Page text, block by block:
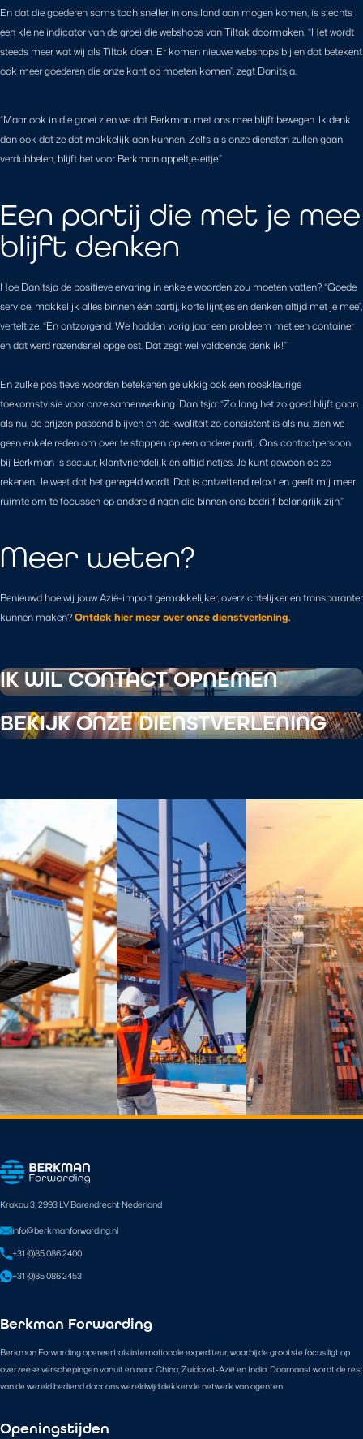
En dat die goederen soms toch sneller in ons land aan mogen komen, is slechts
een kleine indicator van de groei die webshops van Tiltak doormaken. “Het wordt
steeds meer wat wij als Tiltak doen. Er komen nieuwe webshops bij en dat betekent
ook meer goederen die onze kant op moeten komen”, zegt Danitsja.
“Maar ook in die groei zien we dat Berkman met ons mee blijft bewegen. Ik denk
dan ook dat ze dat makkelijk aan kunnen. Zelfs als onze diensten zullen gaan
verdubbelen, blijft het voor Berkman appeltje-eitje.”
Een partij die met je mee
blijft denken
Hoe Danitsja de positieve ervaring in enkele woorden zou moeten vatten? “Goede
service, makkelijk alles binnen één partij, korte lijntjes en denken altijd met je mee”,
vertelt ze. “En ontzorgend. We hadden vorig jaar een probleem met een container
en dat werd razendsnel opgelost. Dat zegt wel voldoende denk ik!”
En zulke positieve woorden betekenen gelukkig ook een rooskleurige
toekomstvisie voor onze samenwerking. Danitsja: “Zo lang het zo goed blijft gaan
als nu, de prijzen passend blijven en de kwaliteit zo consistent is als nu, zien we
geen enkele reden om over te stappen op een andere partij. Ons contactpersoon
bij Berkman is secuur, klantvriendelijk en altijd netjes. Je kunt gewoon op ze
rekenen. Je weet dat het geregeld wordt. Dat is ontzettend relaxt en geeft mij meer
ruimte om te focussen op andere dingen die binnen ons bedrijf belangrijk zijn.”
Meer weten?
Benieuwd hoe wij jouw Azië-import gemakkelijker, overzichtelijker en transparanter
kunnen maken?Ontdek hier meer over onze dienstverlening.
IK WIL CONTACT OPNEMEN
BEKIJK ONZE DIENSTVERLENING
Krakau 3, 2993 LV Barendrecht Nederland
info@berkmanforwarding.nl
+31 (0)85 086 2400
+31 (0)85 086 2453
Berkman Forwarding
Berkman Forwarding opereert als internationale expediteur, waarbij de grootste focus ligt op
overzeese verschepingen vanuit en naar China, Zuidoost-Azië en India. Daarnaast wordt de rest
van de wereld bediend door ons wereldwijd dekkende netwerk van agenten.
Openingstijden